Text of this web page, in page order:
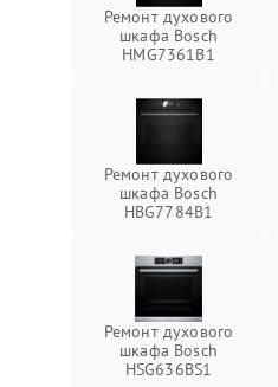
Ремонт духового
шкафа Bosch
HMG7361B1
Ремонт духового
шкафа Bosch
HBG7784B1
Ремонт духового
шкафа Bosch
HSG636BS1